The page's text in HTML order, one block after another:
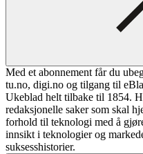
Med et abonnement får du
tu.no, digi.no og tilgang til
Ukeblad helt tilbake til 1854.
redaksjonelle saker som skal
forhold til teknologi med å
innsikt i teknologier og
suksesshistorier.